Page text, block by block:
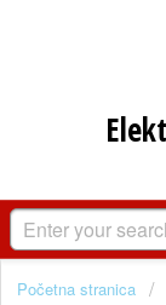
Početna stranica